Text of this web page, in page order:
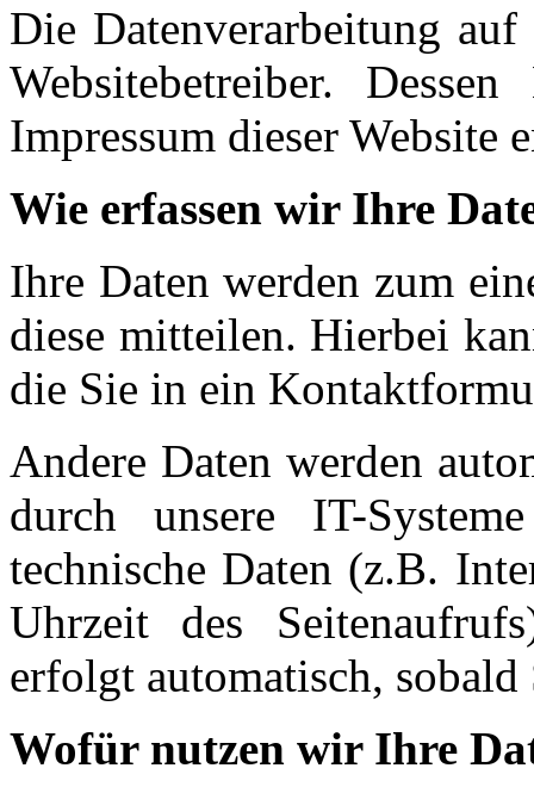
Die Datenverarbeitung
Websitebetreiber.
Impressum dieser Website
Wie erfassen wir Ihre
Ihre Daten werden zum
diese mitteilen. Hierbei
die Sie in ein
Andere Daten werden
durch unsere IT-
technische Daten (z.B.
Uhrzeit des
erfolgt automatisch, sobald
Wofür nutzen wir Ihre